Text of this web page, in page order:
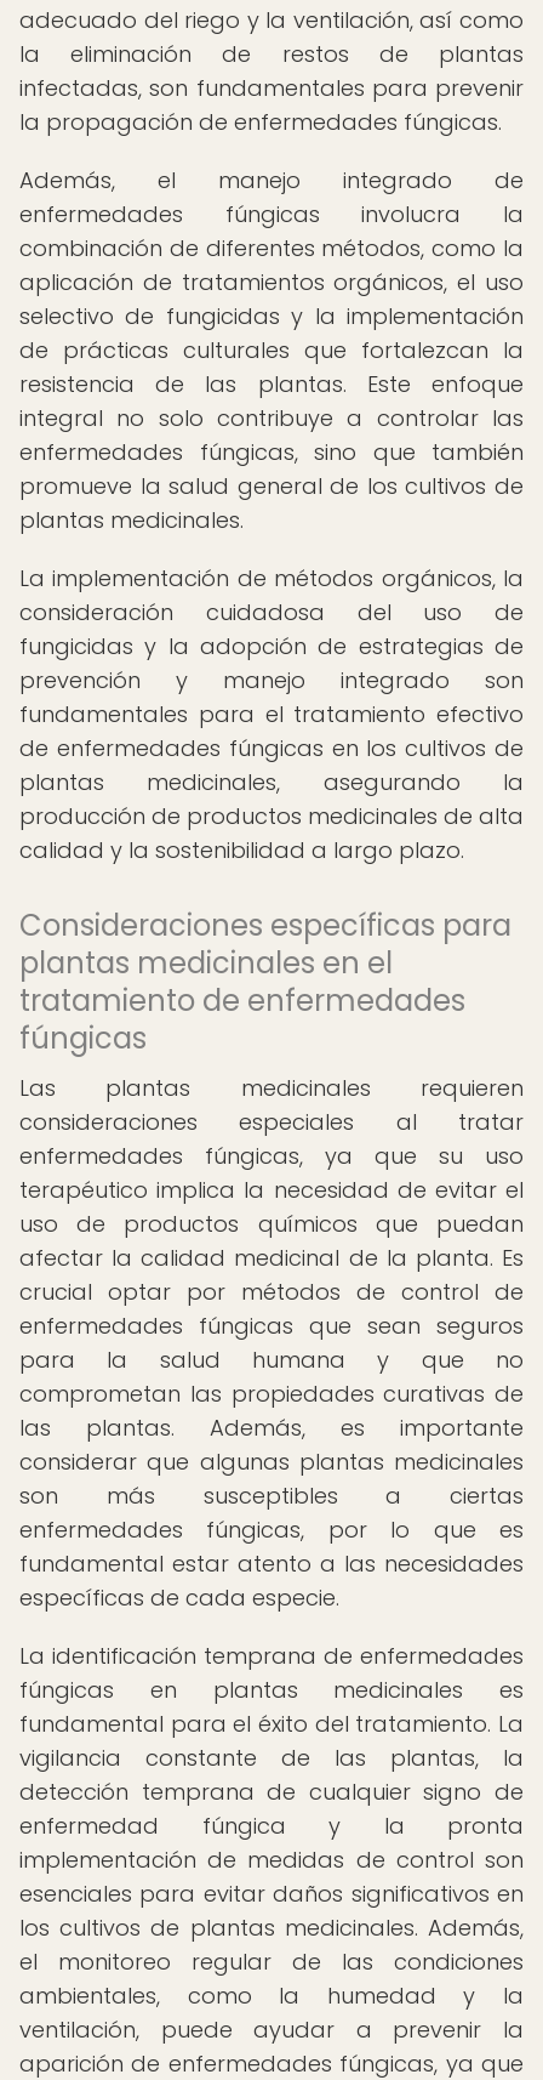
adecuado del riego y la ventilación, así como
la eliminación de restos de plantas
infectadas, son fundamentales para prevenir
la propagación de enfermedades fúngicas.
Además, el manejo integrado de
enfermedades fúngicas involucra la
combinación de diferentes métodos, como la
aplicación de tratamientos orgánicos, el uso
selectivo de fungicidas y la implementación
de prácticas culturales que fortalezcan la
resistencia de las plantas. Este enfoque
integral no solo contribuye a controlar las
enfermedades fúngicas, sino que también
promueve la salud general de los cultivos de
plantas medicinales.
La implementación de métodos orgánicos, la
consideración cuidadosa del uso de
fungicidas y la adopción de estrategias de
prevención y manejo integrado son
fundamentales para el tratamiento efectivo
de enfermedades fúngicas en los cultivos de
plantas medicinales, asegurando la
producción de productos medicinales de alta
calidad y la sostenibilidad a largo plazo.
Consideraciones específicas para
plantas medicinales en el
tratamiento de enfermedades
fúngicas
Las plantas medicinales requieren
consideraciones especiales al tratar
enfermedades fúngicas, ya que su uso
terapéutico implica la necesidad de evitar el
uso de productos químicos que puedan
afectar la calidad medicinal de la planta. Es
crucial optar por métodos de control de
enfermedades fúngicas que sean seguros
para la salud humana y que no
comprometan las propiedades curativas de
las plantas. Además, es importante
considerar que algunas plantas medicinales
son más susceptibles a ciertas
enfermedades fúngicas, por lo que es
fundamental estar atento a las necesidades
específicas de cada especie.
La identificación temprana de enfermedades
fúngicas en plantas medicinales es
fundamental para el éxito del tratamiento. La
vigilancia constante de las plantas, la
detección temprana de cualquier signo de
enfermedad fúngica y la pronta
implementación de medidas de control son
esenciales para evitar daños significativos en
los cultivos de plantas medicinales. Además,
el monitoreo regular de las condiciones
ambientales, como la humedad y la
ventilación, puede ayudar a prevenir la
aparición de enfermedades fúngicas, ya que